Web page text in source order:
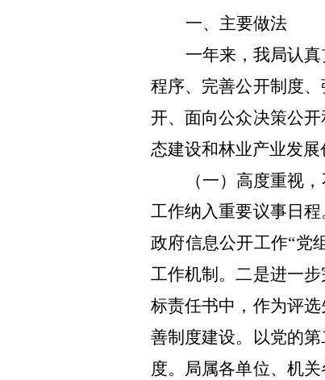
一、主要做法
一年来，我局认
程序、完善公开制度
开、面向公众决策公
态建设和林业产业发展
（一）高度重视
工作纳入重要议事日
政府信息公开工作“党
工作机制。二是进一
标责任书中，作为评
善制度建设。以党的
度。局属各单位、机